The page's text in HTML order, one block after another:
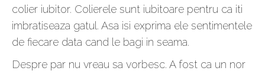
colier iubitor. Colierele sunt iubitoare pentru ca iti
imbratiseaza gatul. Asa isi exprima ele sentimentele
de fiecare data cand le bagi in seama.
Despre par nu vreau sa vorbesc. A fost ca un nor